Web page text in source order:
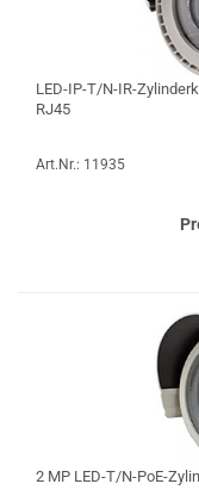
LED-IP-T/N-IR-
RJ45
Art.Nr.: 11935
2 MP LED-T/N-PoE-